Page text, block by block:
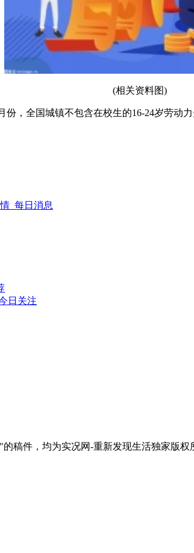
(相关资料图)
，全国城镇不包含在校生的16-24岁劳动
_每日消息
日关注
稿件，均为实况网-重新发现生活独家版